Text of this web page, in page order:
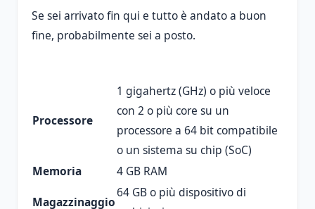
Se sei arrivato fin qui e tutto è andato a buon
fine, probabilmente sei a posto.
Processore
1 gigahertz (GHz) o più veloce
con 2 o più core su un
processore a 64 bit compatibile
o un sistema su chip (SoC)
Memoria
4 GB RAM
Magazzinaggio
64 GB o più dispositivo di